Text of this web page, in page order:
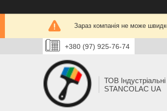
Зараз компанія не може
+380 (97) 925-76-74
ТОВ
STANCOLAC UA